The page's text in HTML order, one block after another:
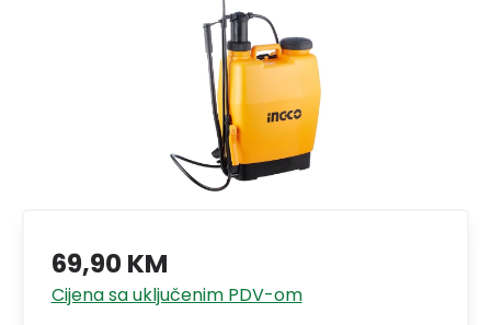
69,90 KM
Cijena sa uključenim PDV-om